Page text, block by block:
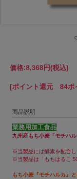
価格:8,368円(税込)
[ポイント還元 84ポ
商品説明
業務用加工食品
九州産もち小麦「モチハ
※当製品には酵素を配合し
※当製品は「もちはるこ
もち小麦『モチハルカ』と